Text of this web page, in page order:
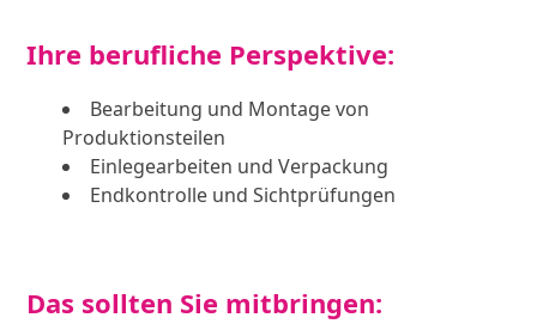
Ihre berufliche Perspektive:
Bearbeitung und Montage von
Produktionsteilen
Einlegearbeiten und Verpackung
Endkontrolle und Sichtprüfungen
Das sollten Sie mitbringen: